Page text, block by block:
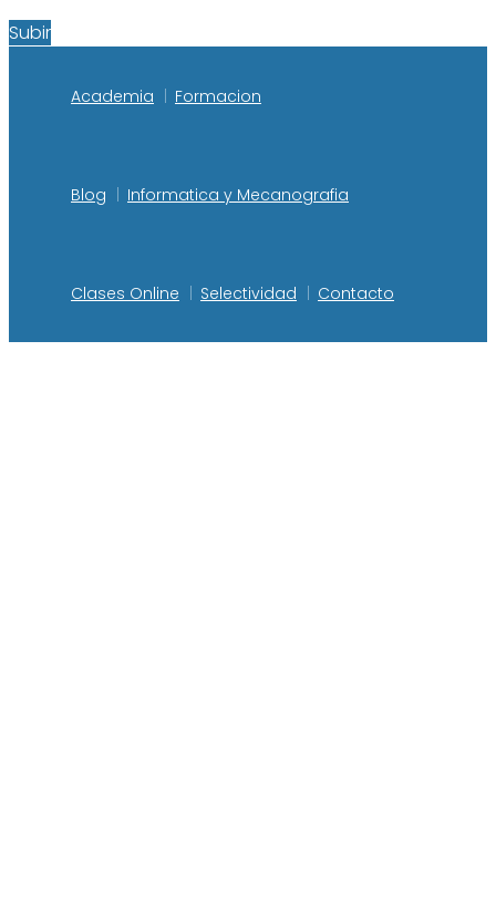
Subir
Academia Formacion
Blog Informatica y Mecanografia
Clases Online Selectividad Contacto